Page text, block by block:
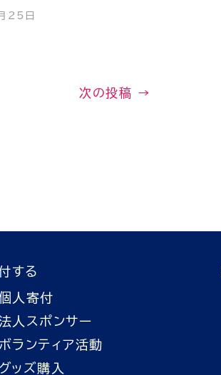
25日
次の投稿 →
する
人寄付
人スポンサー
ボランティア活動
グッズ購入